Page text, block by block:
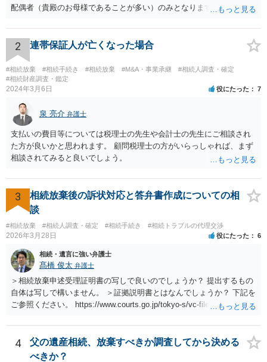
配偶者（貴殿のお母様であることが多い）のみとなります。遺言がな
2 連帯保証人が亡くなった場合
#相続放棄 #相続手続き #相続放棄 #M&A・事業承継
#相続人調査・確定
#相続財産調査・鑑定
2024年3月6日 役にたった 7
泉 亮介 弁護士
支払いの費目等については税理士の先生や会計士の先生にご相談され
た方が良いかと思われます。 顧問税理士の方がいらっしゃれば、まず
相談されてみると良いでしょう。
3
相続放棄後の訴状対応と答弁書作成についての相
談
#相続放棄 #相続人調査・確定 #相続手続き #相続トラブルの代理交渉
2026年3月28日 役にたった 6
相続・遺言に強い弁護士
髙橋 俊太 弁護士
＞相続放棄申述受理証明書の写しで良いのでしょうか？ 提出するもの
自体は写しで構いません。 ＞証拠説明書とはなんでしょうか？ 下記を
ご参照ください。 https://www.courts.go.jp/tokyo-s/vc-files/tokyo-s/file/
4
父の遺産相続、放棄すべきか調査してから決める
べきか？